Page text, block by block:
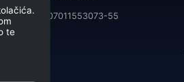
TR: 165-0007011553073-55
te